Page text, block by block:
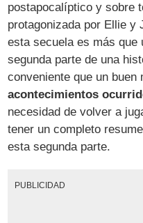
postapocalíptico y sobre
protagonizada por Ellie y
esta secuela es más que
segunda parte de una
conveniente que un buen
acontecimientos
necesidad de volver a
tener un completo
esta segunda parte.
PUBLICIDAD